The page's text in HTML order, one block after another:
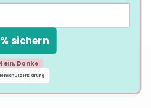
UNSERE KUNDEN
% sichern
Danke